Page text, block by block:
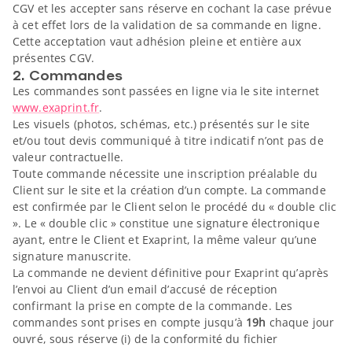
CGV et les accepter sans réserve en cochant la case prévue
à cet effet lors de la validation de sa commande en ligne.
Cette acceptation vaut adhésion pleine et entière aux
présentes CGV.
2. Commandes
Les commandes sont passées en ligne via le site internet
www.exaprint.fr.
Les visuels (photos, schémas, etc.) présentés sur le site
et/ou tout devis communiqué à titre indicatif n’ont pas de
valeur contractuelle.
Toute commande nécessite une inscription préalable du
Client sur le site et la création d’un compte. La commande
est confirmée par le Client selon le procédé du « double clic
». Le « double clic » constitue une signature électronique
ayant, entre le Client et Exaprint, la même valeur qu’une
signature manuscrite.
La commande ne devient définitive pour Exaprint qu’après
l’envoi au Client d’un email d’accusé de réception
confirmant la prise en compte de la commande. Les
commandes sont prises en compte jusqu’à 19h chaque jour
ouvré, sous réserve (i) de la conformité du fichier